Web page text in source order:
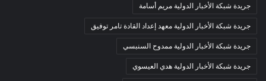
جريدة شبكة الأخبار الدولية مريم أسامة
جريدة شبكة الأخبار الدولية معهد إعداد القادة تامر توفيق
جريدة شبكة الأخبار الدولية ممدوح السنبسي
جريدة شبكة الأخبار الدولية هدي العيسوي